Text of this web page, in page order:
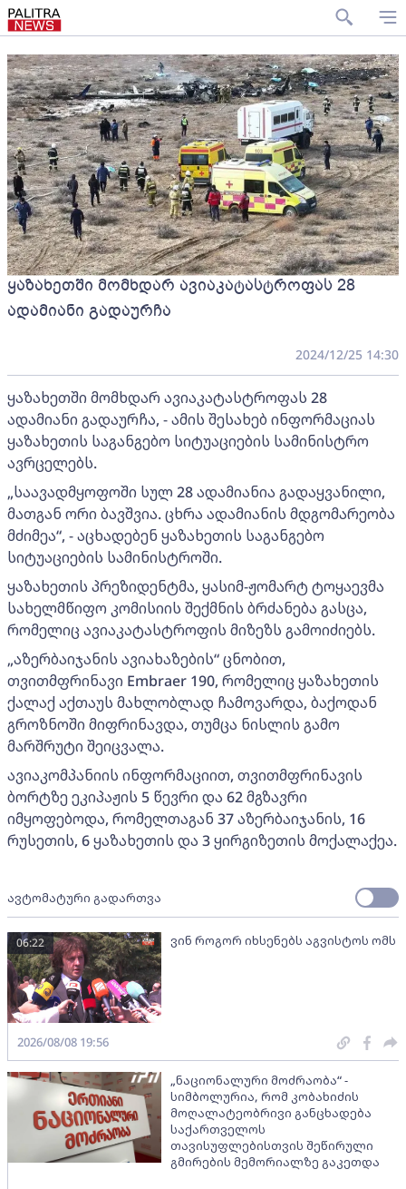
ყაზახეთში მომხდარ ავიაკატასტროფას 28
ადამიანი გადაურჩა
2024/12/25 14:30
ყაზახეთში მომხდარ ავიაკატასტროფას 28
ადამიანი გადაურჩა, - ამის შესახებ ინფორმაციას
ყაზახეთის საგანგებო სიტუაციების სამინისტრო
ავრცელებს.
„საავადმყოფოში სულ 28 ადამიანია გადაყვანილი,
მათგან ორი ბავშვია. ცხრა ადამიანის მდგომარეობა
მძიმეა“, - აცხადებენ ყაზახეთის საგანგებო
სიტუაციების სამინისტროში.
ყაზახეთის პრეზიდენტმა, ყასიმ-ჟომარტ ტოყაევმა
სახელმწიფო კომისიის შექმნის ბრძანება გასცა,
რომელიც ავიაკატასტროფის მიზეზს გამოიძიებს.
„აზერბაიჯანის ავიახაზების“ ცნობით,
თვითმფრინავი Embraer 190, რომელიც ყაზახეთის
ქალაქ აქთაუს მახლობლად ჩამოვარდა, ბაქოდან
გროზნოში მიფრინავდა, თუმცა ნისლის გამო
მარშრუტი შეიცვალა.
ავიაკომპანიის ინფორმაციით, თვითმფრინავის
ბორტზე ეკიპაჟის 5 წევრი და 62 მგზავრი
იმყოფებოდა, რომელთაგან 37 აზერბაიჯანის, 16
რუსეთის, 6 ყაზახეთის და 3 ყირგიზეთის მოქალაქეა.
ავტომატური გადართვა
ვინ როგორ იხსენებს აგვისტოს ომს
06:22
2026/08/08 19:56
„ნაციონალური მოძრაობა“ -
სიმბოლურია, რომ კობახიძის
მოღალატეობრივი განცხადება
საქართველოს
თავისუფლებისთვის შეწირული
გმირების მემორიალზე გაკეთდა